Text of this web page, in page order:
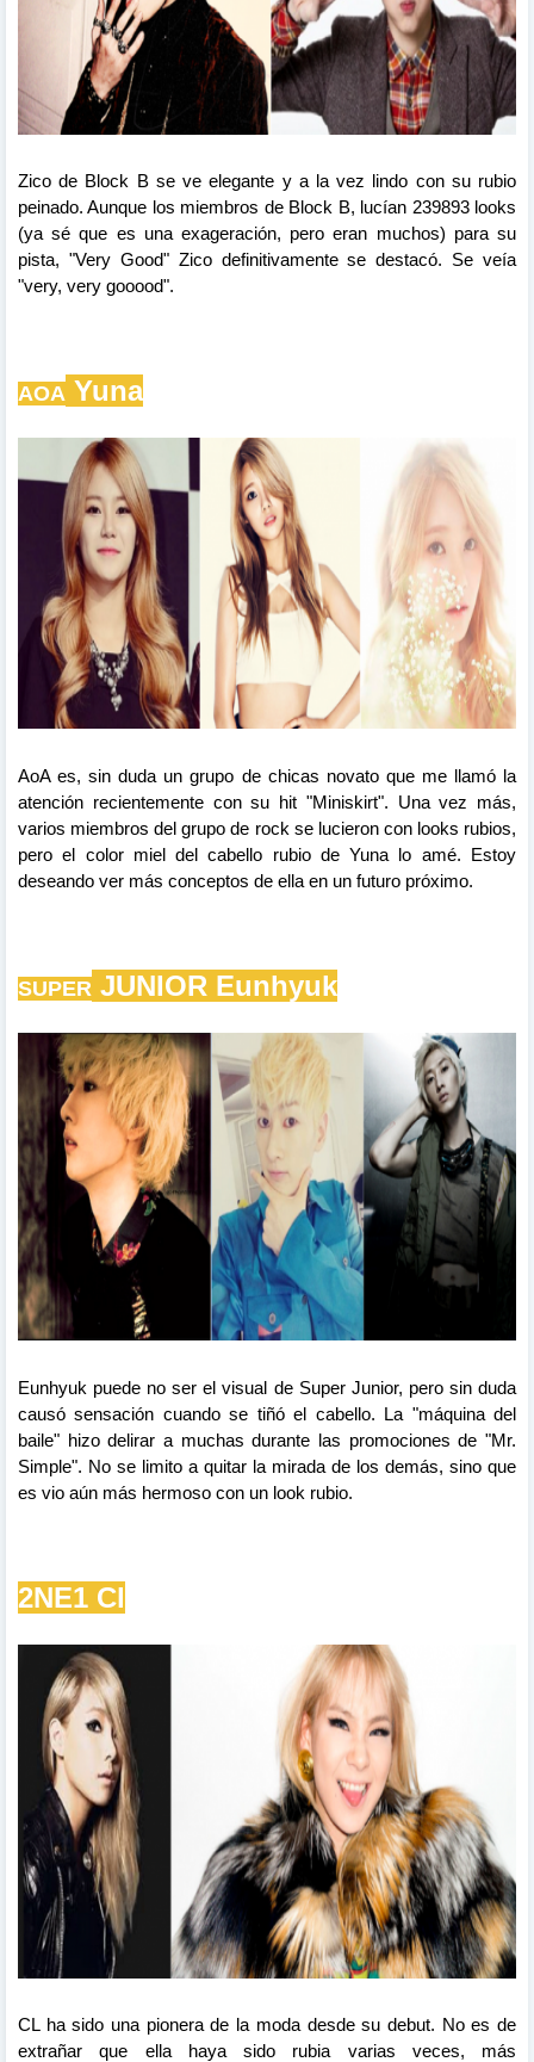
Zico de Block Bse ve elegante y alavez lindo con su rubio
peinado. Aunque los miembros de Block B, lucían 239893looks
(ya sé que es una exageración, pero eran muchos) para su
pista, "VeryGood" Zico definitivamente se destacó. Se veía
"very, very gooood".
AOA Yuna
AoA es, sin duda un grupo de chicas novato que me llamó la
atención recientemente con su hit "Miniskirt". Una vez más,
varios miembros del grupo de rock selucieronconlooks rubios,
pero el color miel del cabello rubio de Yuna lo amé. Estoy
deseando ver más conceptos de ella en un futuro próximo.
SUPER JUNIOR Eunhyuk
Eunhyuk puede no ser el visual de Super Junior, pero sin duda
causó sensación cuando se tiñó el cabello. La "máquina del
baile" hizodelirar a muchas durante las promociones de "Mr.
Simple". No se limito a quitar la mirada de los demás, sino que
es vio aún más hermoso con un look rubio.
2NE1 Cl
CL ha sido una pionera de la moda desde su debut. No es de
extrañar que ella haya sido rubia varias veces, más